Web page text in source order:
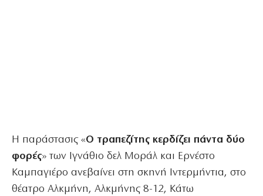
Η παράστασις «Ο τραπεζίτης κερδίζει πάντα δύο
φορές» των Ιγνάθιο δελ Μοράλ και Ερνέστο
Καμπαγιέρο ανεβαίνει στη σκηνή Ιντερμήντια, στο
θέατρο Αλκμήνη, Αλκμήνης 8-12, Κάτω